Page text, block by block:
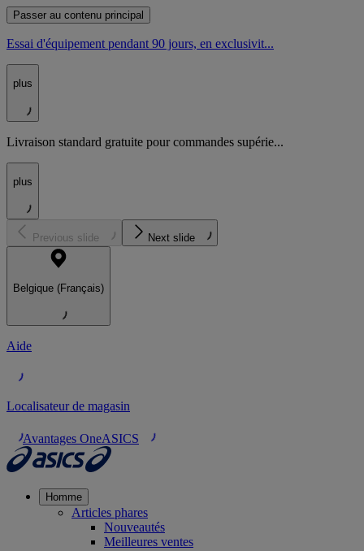
Passer au contenu principal
Essai d'équipement pendant 90 jours, en exclusivit...
plus
Livraison standard gratuite pour commandes supérie...
plus
Previous slide Next slide
Belgique (Français)
Aide
Localisateur de magasin
Avantages OneASICS
Homme
Articles phares
Nouveautés
Meilleures ventes